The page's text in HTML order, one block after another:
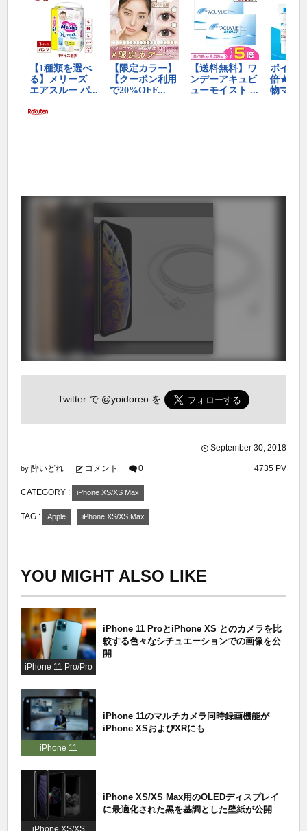
Twitter で @yoidoreo を
September 30, 2018
by 酔いどれ コメント 0 4735 PV
CATEGORY : iPhone XS/XS Max
TAG : Apple iPhone XS/XS Max
YOU MIGHT ALSO LIKE
iPhone 11 Pro/Pro
iPhone 11 ProとiPhone XS とのカメラを比
較する色々なシチュエーションでの画像を公
開
iPhone 11
iPhone 11のマルチカメラ同時録画機能が
iPhone XSおよびXRにも
iPhone XS/XS
iPhone XS/XS Max用のOLEDディスプレイ
に最適化された黒を基調とした壁紙が公開